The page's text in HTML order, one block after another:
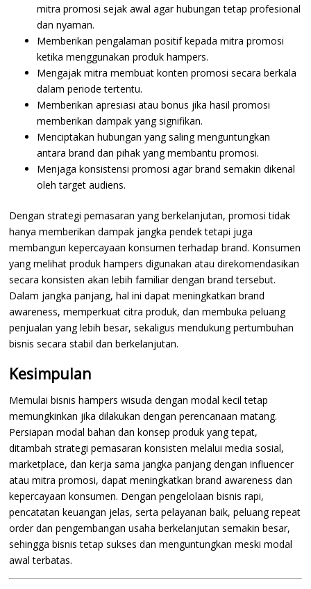
mitra promosi sejak awal agar hubungan tetap profesional
dan nyaman.
Memberikan pengalaman positif kepada mitra promosi
ketika menggunakan produk hampers.
Mengajak mitra membuat konten promosi secara berkala
dalam periode tertentu.
Memberikan apresiasi atau bonus jika hasil promosi
memberikan dampak yang signifikan.
Menciptakan hubungan yang saling menguntungkan
antara brand dan pihak yang membantu promosi.
Menjaga konsistensi promosi agar brand semakin dikenal
oleh target audiens.
Dengan strategi pemasaran yang berkelanjutan, promosi tidak
hanya memberikan dampak jangka pendek tetapi juga
membangun kepercayaan konsumen terhadap brand. Konsumen
yang melihat produk hampers digunakan atau direkomendasikan
secara konsisten akan lebih familiar dengan brand tersebut.
Dalam jangka panjang, hal ini dapat meningkatkan brand
awareness, memperkuat citra produk, dan membuka peluang
penjualan yang lebih besar, sekaligus mendukung pertumbuhan
bisnis secara stabil dan berkelanjutan.
Kesimpulan
Memulai bisnis hampers wisuda dengan modal kecil tetap
memungkinkan jika dilakukan dengan perencanaan matang.
Persiapan modal bahan dan konsep produk yang tepat,
ditambah strategi pemasaran konsisten melalui media sosial,
marketplace, dan kerja sama jangka panjang dengan influencer
atau mitra promosi, dapat meningkatkan brand awareness dan
kepercayaan konsumen. Dengan pengelolaan bisnis rapi,
pencatatan keuangan jelas, serta pelayanan baik, peluang repeat
order dan pengembangan usaha berkelanjutan semakin besar,
sehingga bisnis tetap sukses dan menguntungkan meski modal
awal terbatas.